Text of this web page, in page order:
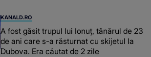
KANALD.RO
A fost găsit trupul lui Ionuț, tânărul de 23
de ani care s-a răsturnat cu skijetul la
Dubova. Era căutat de 2 zile